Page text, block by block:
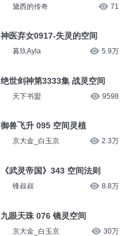
黛西的传奇 71
神医弃女0917-失灵的空间
暮玖Ayla 5.9万
绝世剑神第3333集 战灵空间
天下书盟 9598
御兽飞升 095 空间灵植
京大金_白玉京 2.3万
《武灵帝国》343 空间法则
锋叔叔 8.8万
九眼天珠 076 镜灵空间
京大金_白玉京 30万